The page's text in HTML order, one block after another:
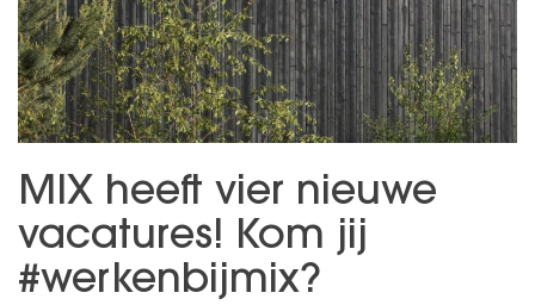
MIX heeft vier nieuwe
vacatures! Kom jij
#werkenbijmix?